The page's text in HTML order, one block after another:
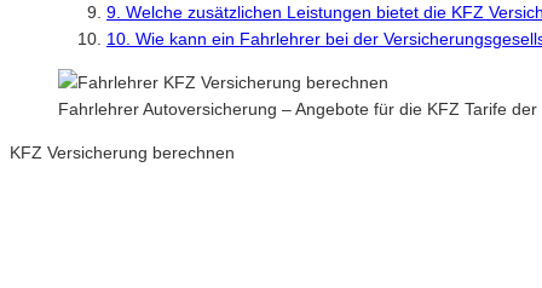
9. Welche zusätzlichen Leistungen bietet die KFZ
10. Wie kann ein Fahrlehrer bei der
Fahrlehrer Autoversicherung – Angebote für die KFZ Tarife
KFZ Versicherung berechnen